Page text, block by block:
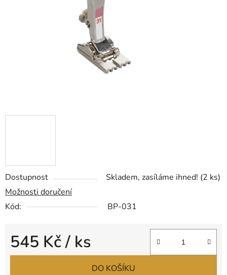
Dostupnost Skladem, zasíláme ihned! (2 ks)
Možnosti doručení
Kód:
BP-031
545 Kč/ ks
Měrná cena:
DO KOŠÍKU